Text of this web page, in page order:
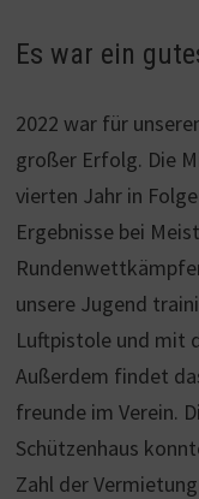
Es war ein
2022 war für
großer Erfolg. Die
vierten Jahr in
Ergebnisse bei
unsere Jugend
Luftpistole und mit
Außerdem findet
freunde im Verein.
Schützenhaus
Zahl der